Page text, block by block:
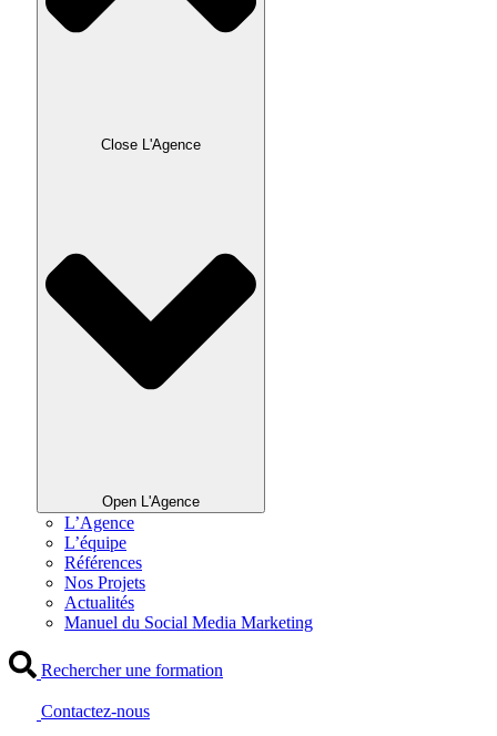
Close L'Agence
Open L'Agence
L’Agence
L’équipe
Références
Nos Projets
Actualités
Manuel du Social Media Marketing
Rechercher une formation
Contactez-nous